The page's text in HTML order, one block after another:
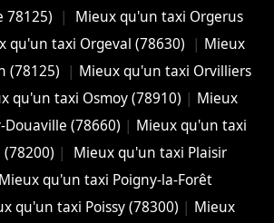
78125)
|
Mieux qu'un taxi Orgerus
qu'un taxi Orgeval (78630) | Mieux
(78125)
| Mieux qu'un taxi Orvilliers
qu'un taxi Osmoy (78910) | Mieux
(78660) | Mieux qu'un taxi
|
Mieux qu'un taxi Plaisir
Mieux qu'un taxi Poigny-la-Forêt
qu'un taxi Poissy (78300) | Mieux